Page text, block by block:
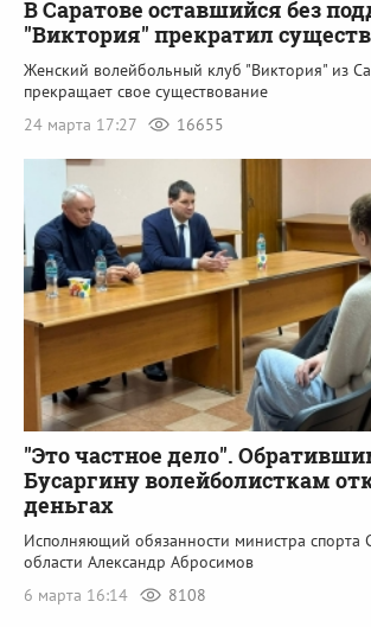
В Саратове оставшийся без
"Виктория" прекратил
Женский волейбольный клуб "Виктория" из
прекращает свое существование
24 марта 17:27
16655
"Это частное дело".
Бусаргину волейболисткам
деньгах
Исполняющий обязанности министра спорта
области Александр Абросимов
6 марта 16:14
8108